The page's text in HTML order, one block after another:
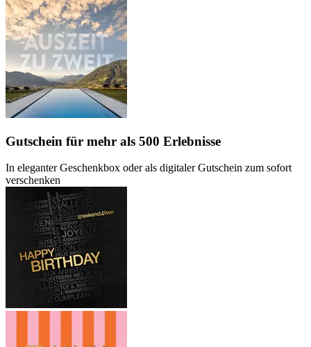
Gutschein für mehr als 500 Erlebnisse
In eleganter Geschenkbox oder als digitaler Gutschein zum sofort
verschenken